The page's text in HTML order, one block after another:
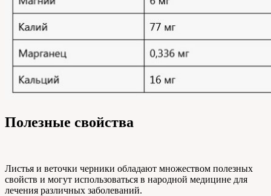
Полезные свойства
Листья и веточки черники обладают множеством полезных
свойств и могут использоваться в народной медицине для
лечения различных заболеваний.